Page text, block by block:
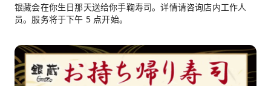
银藏会在你生日那天送给你手鞠寿司。详情请咨询店内工作人
员。服务将于下午 5 点开始。